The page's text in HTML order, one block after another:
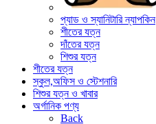
প্যাড ও স্যানিটারি ন্যাপকিন
শীতের যত্ন
দাঁতের যত্ন
শিশুর যত্ন
শীতের যত্ন
স্কুল,অফিস ও স্টেশনারি
শিশুর যত্ন ও খাবার
অর্গানিক পণ্য
Back